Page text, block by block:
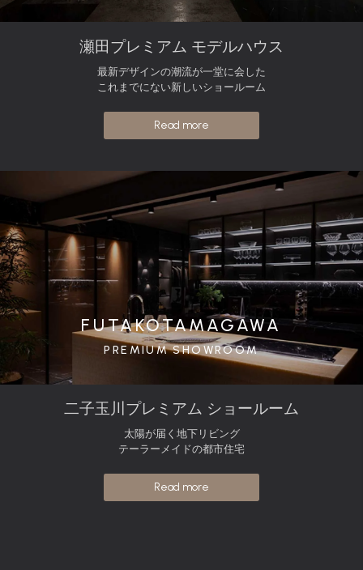
瀬田プレミアム モデルハウス
最新デザインの潮流が一堂に会した
これまでにない新しいショールーム
Read more
FUTAKOTAMAGAWA
PREMIUM SHOWROOM
二子玉川プレミアム ショールーム
太陽が届く地下リビング
テーラーメイドの都市住宅
Read more